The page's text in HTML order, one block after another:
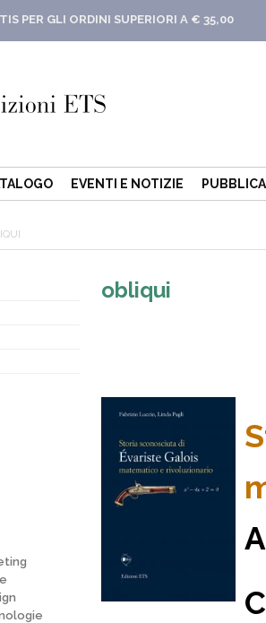
PER GLI ORDINI SUPERIORI A € 35,00
EVENTI E NOTIZIE
obliqui